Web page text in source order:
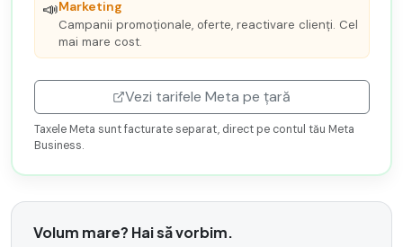
📣Marketing
Campanii promoționale, oferte, reactivare clienți. Cel
mai mare cost.
Vezi tarifele Meta pe țară
Taxele Meta sunt facturate separat, direct pe contul tău Meta
Business.
Volum mare? Hai să vorbim.